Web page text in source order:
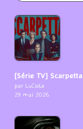
[Série TV] Scarpetta
par LuCioLe
29 mai 2026